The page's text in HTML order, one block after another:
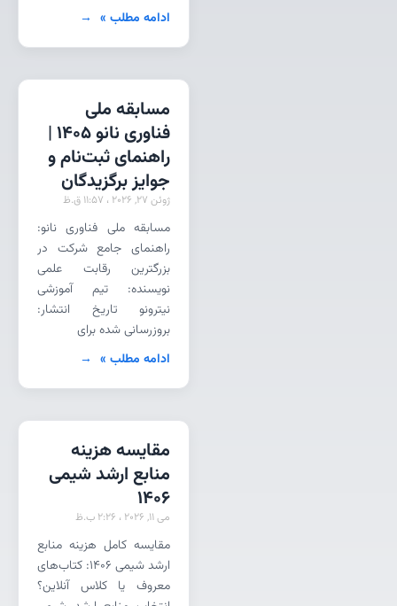
ادامه مطلب »
مسابقه ملی
فناوری نانو 1405 |
راهنمای ثبت‌نام و
جوایز برگزیدگان
ژوئن 27, 2026
مسابقه ملی فناوری نانو:
راهنمای جامع شرکت در
بزرگترین رقابت علمی
نویسنده: تیم آموزشی
نیترونو تاریخ انتشار:
بروزرسانی شده برای
ادامه مطلب »
مقایسه هزینه
منابع ارشد شیمی
1406
می 11, 2026
مقایسه کامل هزینه منابع
ارشد شیمی 1406: کتاب‌های
معروف یا کلاس آنلاین؟